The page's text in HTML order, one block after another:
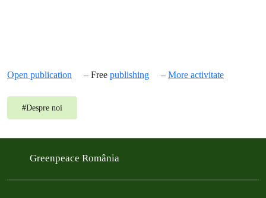
Open publication – Free publishing – More activitate
#Despre noi
Greenpeace România